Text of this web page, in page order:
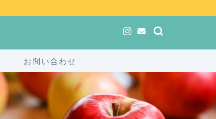
お問い合わせ